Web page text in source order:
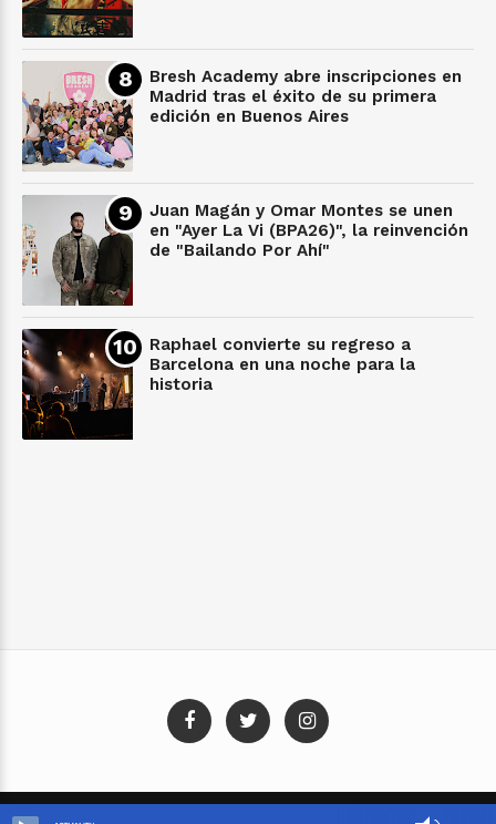
Bresh Academy abre inscripciones en
Madrid tras el éxito de su primera
edición en Buenos Aires
Juan Magán y Omar Montes se unen
en "Ayer La Vi (BPA26)", la reinvención
de "Bailando Por Ahí"
Raphael convierte su regreso a
Barcelona en una noche para la
historia